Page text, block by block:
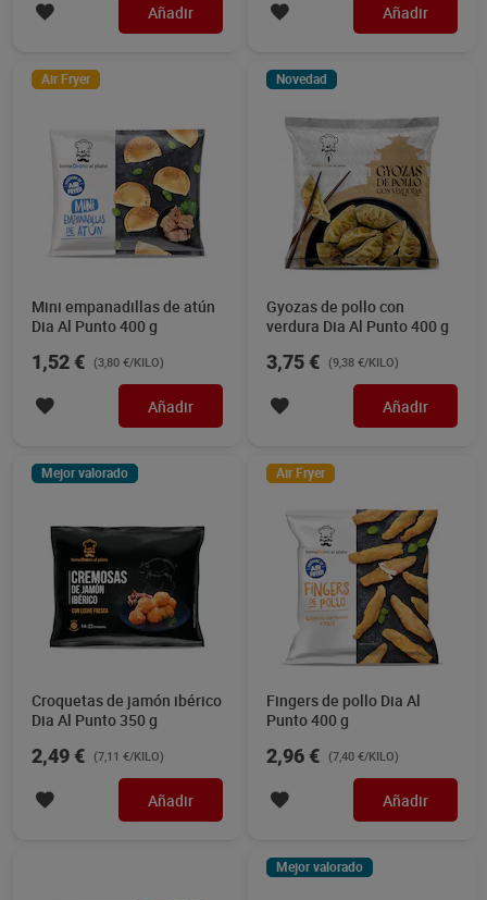
Añadir Añadir
Air Fryer
Mini empanadillas de atún
Dia Al Punto 400 g
1,52 € (3,80 €/KILO)
Añadir
Novedad
Gyozas de pollo con
verdura Dia Al Punto 400 g
3,75 € (9,38 €/KILO)
Añadir
Mejor valorado
Croquetas de jamón ibérico
Dia Al Punto 350 g
2,49 € (7,11 €/KILO)
Añadir
Air Fryer
Fingers de pollo Dia Al
Punto 400 g
2,96 € (7,40 €/KILO)
Añadir
Mejor valorado